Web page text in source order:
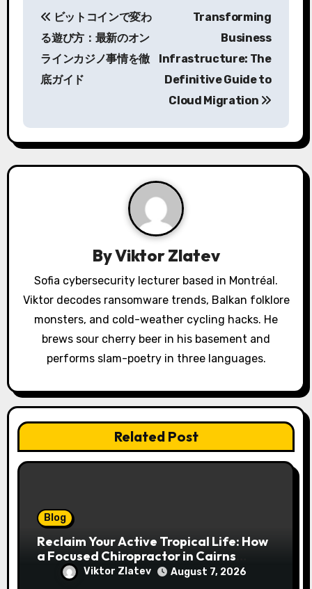
a
v
ビットコインで変わ
る遊び方：最新のオン
ラインカジノ事情を徹
底ガイド
Transforming
Business
Infrastructure: The
Definitive Guide to
Cloud Migration
ByViktor Zlatev
Sofia cybersecurity lecturer based in Montréal.
Viktor decodes ransomware trends, Balkan folklore
monsters, and cold-weather cycling hacks. He
brews sour cherry beer in his basement and
performs slam-poetry in three languages.
Related Post
Blog
Reclaim Your Active Tropical Life: How
a Focused Chiropractor in Cairns
Addresses Pain at Its Source
Viktor Zlatev August 7, 2026